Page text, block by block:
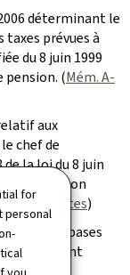
for
personal
déterminant le
prévues à
du 8 juin 1999
pension. (Mém. A-
aux
chef de
la loi du 8 juin
de pension
et suivantes)
fixant les bases
financement
des